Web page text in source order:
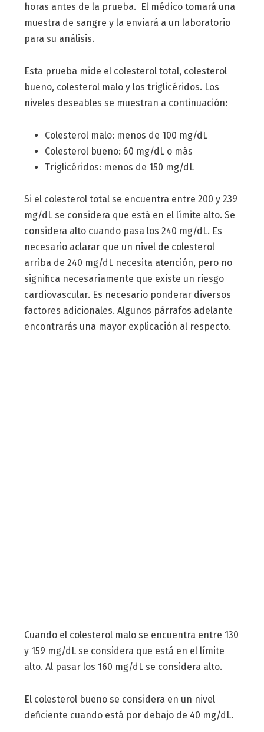
horas antes de la prueba. El médico tomará una
muestra de sangre y la enviará a un laboratorio
para su análisis.
Esta prueba mide el colesterol total, colesterol
bueno, colesterol malo y los triglicéridos. Los
niveles deseables se muestran a continuación:
Colesterol malo: menos de 100 mg/dL
Colesterol bueno: 60 mg/dL o más
Triglicéridos: menos de 150 mg/dL
Si el colesterol total se encuentra entre 200 y 239
mg/dL se considera que está en el límite alto. Se
considera alto cuando pasa los 240 mg/dL. Es
necesario aclarar que un nivel de colesterol
arriba de 240 mg/dL necesita atención, pero no
significa necesariamente que existe un riesgo
cardiovascular. Es necesario ponderar diversos
factores adicionales. Algunos párrafos adelante
encontrarás una mayor explicación al respecto.
Cuando el colesterol malo se encuentra entre 130
y 159 mg/dL se considera que está en el límite
alto. Al pasar los 160 mg/dL se considera alto.
El colesterol bueno se considera en un nivel
deficiente cuando está por debajo de 40 mg/dL.